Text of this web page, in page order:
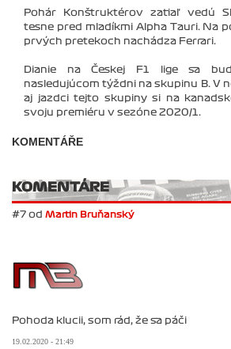
Pohár Konštruktérov zatiaľ vedú
tesne pred mladíkmi Alpha Tauri. Na
prvých pretekoch nachádza Ferrari.
Dianie na Českej F1 lige sa
nasledujúcom týždni na skupinu B. V
aj jazdci tejto skupiny si na
svoju premiéru v sezóne 2020/1.
KOMENTÁŘE
KOMENTÁRE
#7 od Martin Bruňanský
Pohoda klucii, som rád, že sa páči
19.02.2020 - 21:49